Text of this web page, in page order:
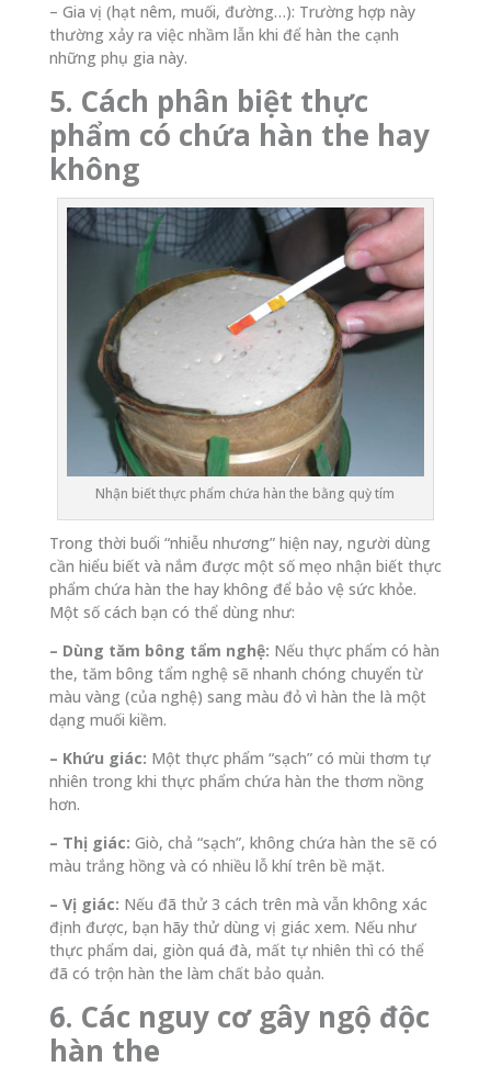
– Gia vị (hạt nêm, muối, đường…): Trường hợp này
thường xảy ra việc nhầm lẫn khi để hàn the cạnh
những phụ gia này.
5. Cách phân biệt thực
phẩm có chứa hàn the hay
không
Nhận biết thực phẩm chứa hàn the bằng quỳ tím
Trong thời buổi “nhiễu nhương” hiện nay, người dùng
cần hiểu biết và nắm được một số mẹo nhận biết thực
phẩm chứa hàn the hay không để bảo vệ sức khỏe.
Một số cách bạn có thể dùng như:
– Dùng tăm bông tẩm nghệ: Nếu thực phẩm có hàn
the, tăm bông tẩm nghệ sẽ nhanh chóng chuyển từ
màu vàng (của nghệ) sang màu đỏ vì hàn the là một
dạng muối kiềm.
– Khứu giác: Một thực phẩm “sạch” có mùi thơm tự
nhiên trong khi thực phẩm chứa hàn the thơm nồng
hơn.
– Thị giác: Giò, chả “sạch”, không chứa hàn the sẽ có
màu trắng hồng và có nhiều lỗ khí trên bề mặt.
– Vị giác: Nếu đã thử 3 cách trên mà vẫn không xác
định được, bạn hãy thử dùng vị giác xem. Nếu như
thực phẩm dai, giòn quá đà, mất tự nhiên thì có thể
đã có trộn hàn the làm chất bảo quản.
6. Các nguy cơ gây ngộ độc
hàn the